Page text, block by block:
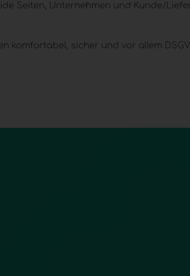
Seiten, Unternehmen und Kunde/
komfortabel, sicher und vor allem